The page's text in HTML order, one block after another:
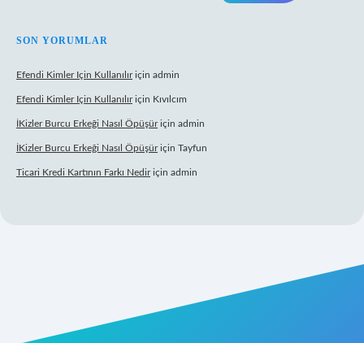
SON YORUMLAR
Efendi Kimler Için Kullanılıriçin admin
Efendi Kimler Için Kullanılıriçin Kıvılcım
İKizler Burcu Erkeği Nasıl Öpüşüriçin admin
İKizler Burcu Erkeği Nasıl Öpüşüriçin Tayfun
Ticari Kredi Kartının Farkı Nediriçin admin